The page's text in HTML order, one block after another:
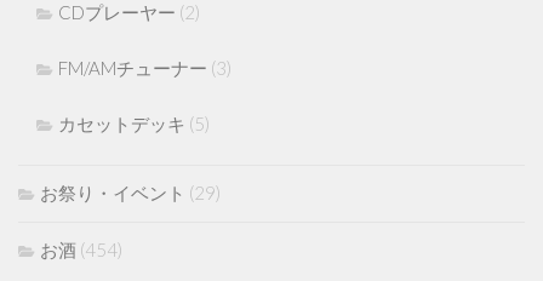
CDプレーヤー (2)
FM/AMチューナー (3)
カセットデッキ (5)
お祭り・イベント (29)
お酒 (454)